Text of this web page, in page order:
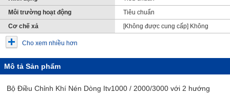
Môi trường hoạt động
Tiêu chuẩn
Cơ chế xả
[Không được cung cấp] Không
Cho xem nhiều hơn
Mô tả Sản phẩm
Bộ Điều Chỉnh Khí Nén Dòng Itv1000 / 2000/3000 với 2 hướng